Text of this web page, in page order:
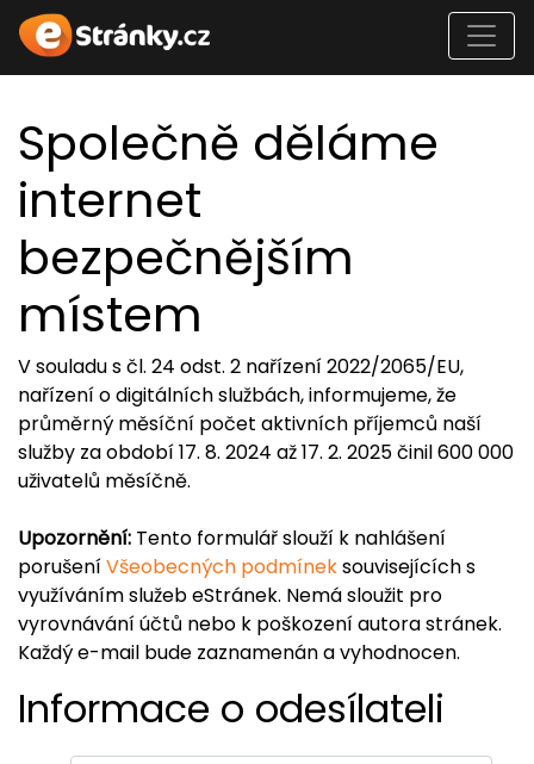
Společně děláme
internet
bezpečnějším
místem
V souladu s čl. 24 odst. 2 nařízení 2022/2065/EU,
nařízení o digitálních službách, informujeme, že
průměrný měsíční počet aktivních příjemců naší
služby za období 17. 8. 2024 až 17. 2. 2025 činil 600 000
uživatelů měsíčně.
Upozornění: Tento formulář slouží k nahlášení
porušeníVšeobecných podmíneksouvisejících s
využíváním služeb eStránek. Nemá sloužit pro
vyrovnávání účtů nebo k poškození autora stránek.
Každý e-mail bude zaznamenán a vyhodnocen.
Informace o odesílateli